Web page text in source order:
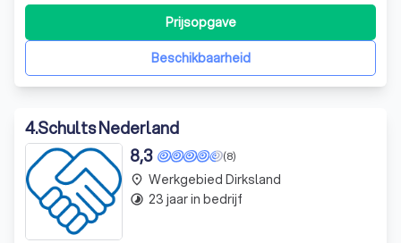
Beschikbaarheid
Prijsopgave
4.Schults Nederland
(8)
8,3
place Werkgebied Dirksland
timelapse 23 jaar in bedrijf